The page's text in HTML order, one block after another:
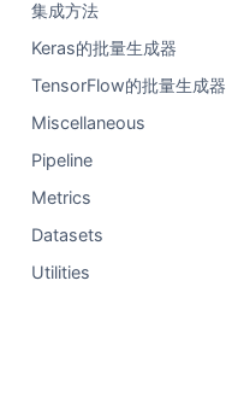
集成方法
Keras的批量生成器
TensorFlow的批量生成器
Miscellaneous
Pipeline
Metrics
Datasets
Utilities